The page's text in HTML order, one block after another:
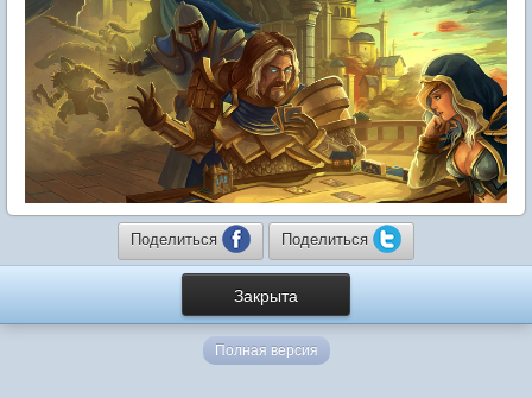
Поделиться Поделиться
Закрыта
Полная версия